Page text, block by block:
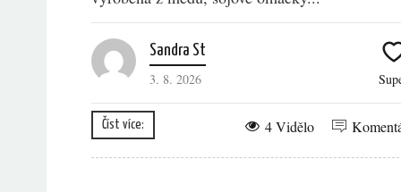
Sandra St
3. 8. 2026
Číst více: 4 Vidělo